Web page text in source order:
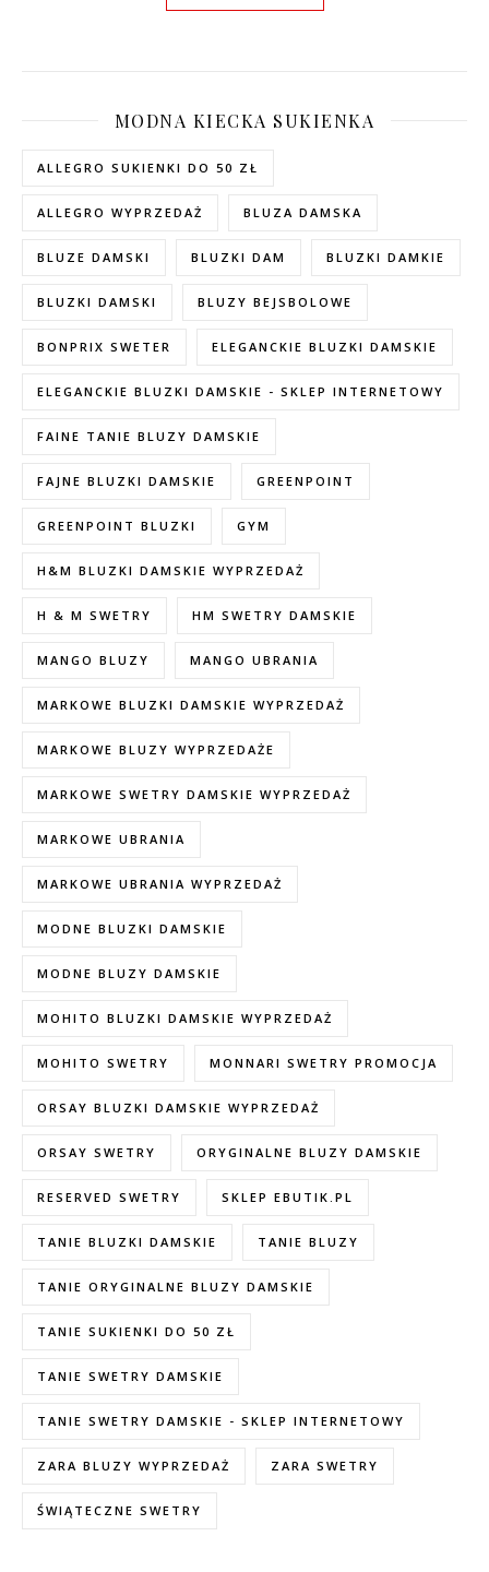
MODNA KIECKA SUKIENKA
ALLEGRO SUKIENKI DO 50 ZŁ
ALLEGRO WYPRZEDAŻ BLUZA DAMSKA
BLUZE DAMSKI BLUZKI DAM BLUZKI DAMKIE
BLUZKI DAMSKI BLUZY BEJSBOLOWE
BONPRIX SWETER ELEGANCKIE BLUZKI DAMSKIE
ELEGANCKIE BLUZKI DAMSKIE - SKLEP INTERNETOWY
FAINE TANIE BLUZY DAMSKIE
FAJNE BLUZKI DAMSKIE GREENPOINT
GREENPOINT BLUZKI GYM
H&M BLUZKI DAMSKIE WYPRZEDAŻ
H & M SWETRY HM SWETRY DAMSKIE
MANGO BLUZY MANGO UBRANIA
MARKOWE BLUZKI DAMSKIE WYPRZEDAŻ
MARKOWE BLUZY WYPRZEDAŻE
MARKOWE SWETRY DAMSKIE WYPRZEDAŻ
MARKOWE UBRANIA
MARKOWE UBRANIA WYPRZEDAŻ
MODNE BLUZKI DAMSKIE
MODNE BLUZY DAMSKIE
MOHITO BLUZKI DAMSKIE WYPRZEDAŻ
MOHITO SWETRY MONNARI SWETRY PROMOCJA
ORSAY BLUZKI DAMSKIE WYPRZEDAŻ
ORSAY SWETRY ORYGINALNE BLUZY DAMSKIE
RESERVED SWETRY SKLEP EBUTIK.PL
TANIE BLUZKI DAMSKIE TANIE BLUZY
TANIE ORYGINALNE BLUZY DAMSKIE
TANIE SUKIENKI DO 50 ZŁ
TANIE SWETRY DAMSKIE
TANIE SWETRY DAMSKIE - SKLEP INTERNETOWY
ZARA BLUZY WYPRZEDAŻ ZARA SWETRY
ŚWIĄTECZNE SWETRY